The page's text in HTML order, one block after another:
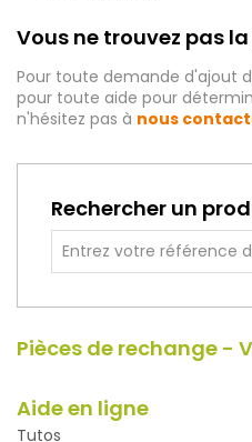
Vous ne trouvez pas
Pour toute demande d'ajout
pour toute aide pour
n'hésitez pas à nous
Rechercher un
Pièces de rechange -
Aide en ligne
Tutos